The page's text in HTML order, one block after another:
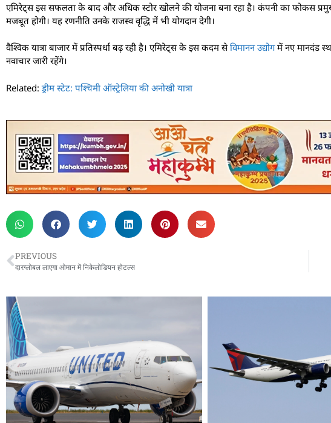
एमिरेट्स इस सफलता के बाद और अधिक स्टोर खोलने की योजना बना रहा है। कंपनी का फोकस
मजबूत होगी। यह रणनीति उनके राजस्व वृद्धि में भी योगदान देगी।
वैश्विक यात्रा बाजार में प्रतिस्पर्धा बढ़ रही है। एमिरेट्स के इस कदम सेविमानन उद्योगमें नए मानदंड
नवाचार जारी रहेंगे।
Related:ड्रीम स्टेट: पश्चिमी ऑस्ट्रेलिया की अनोखी यात्रा
PREVIOUS
दारग्लोबल लाएगा ओमान में निकेलोडियन होटल्स